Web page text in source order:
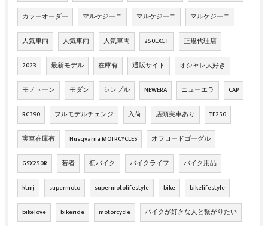
カラーオーダー マルケジーニ マルケジーニ マルケジーニ
人気車両 人気車両 人気車両 250EXC-F 正規代理店
2023 最新モデル 在庫有 通販サイト オシャレ大好き
モノトーン モダン シンプル NEWERA ニューエラ CAP
RC390 フルモデルチェンジ 入荷 店頭実車あり TE250
実車在庫有 Husqvarna MOTRCYCLES オフロードゴーグル
GSX250R 若者 初バイク バイクライフ バイク用品
ktmj supermoto supermotolifestyle bike bikelifestyle
bikelove bikeride motorcycle バイクが好きな人と繋がりたい